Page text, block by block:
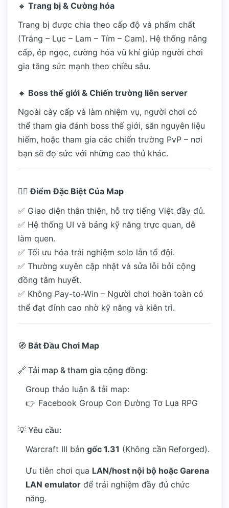
🔹 Trang bị & Cường hóa
Trang bị được chia theo cấp độ và phẩm chất
(Trắng – Lục – Lam – Tím – Cam). Hệ thống nâng
cấp, ép ngọc, cường hóa vũ khí giúp người chơi
gia tăng sức mạnh theo chiều sâu.
🔹 Boss thế giới & Chiến trường liên server
Ngoài cày cấp và làm nhiệm vụ, người chơi có
thể tham gia đánh boss thế giới, săn nguyên liệu
hiếm, hoặc tham gia các chiến trường PvP – nơi
bạn sẽ đọ sức với những cao thủ khác.
🧙‍♂️Điểm Đặc Biệt Của Map
✅ Giao diện thân thiện, hỗ trợ tiếng Việt đầy đủ.
✅ Hệ thống UI và bảng kỹ năng trực quan, dễ
làm quen.
✅ Tối ưu hóa trải nghiệm solo lẫn tổ đội.
✅ Thường xuyên cập nhật và sửa lỗi bởi cộng
đồng tâm huyết.
✅ Không Pay-to-Win – Người chơi hoàn toàn có
thể đạt đỉnh cao nhờ kỹ năng và kiên trì.
🧭 Bắt Đầu Chơi Map
🔗 Tải map & tham gia cộng đồng:
Group thảo luận & tải map:
👉 Facebook Group Con Đường Tơ Lụa RPG
💡 Yêu cầu:
Warcraft III bản gốc 1.31 (Không cần Reforged).
Ưu tiên chơi qua LAN/host nội bộ hoặc Garena
LAN emulator để trải nghiệm đầy đủ chức
năng.